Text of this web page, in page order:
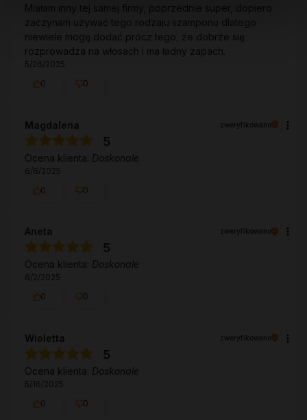
Miałam inny tej samej firmy, poprzednie super, dopiero
zaczynam używać tego rodzaju szamponu dlatego
niewiele mogę dodać prócz tego, że dobrze się
rozprowadza na włosach i ma ładny zapach.
5/26/2025
0
0
Magdalena zweryfikowano
5
Ocena klienta: Doskonale
6/6/2025
0
0
Aneta zweryfikowano
5
Ocena klienta: Doskonale
6/2/2025
0
0
Wioletta zweryfikowano
5
Ocena klienta: Doskonale
5/16/2025
0
0